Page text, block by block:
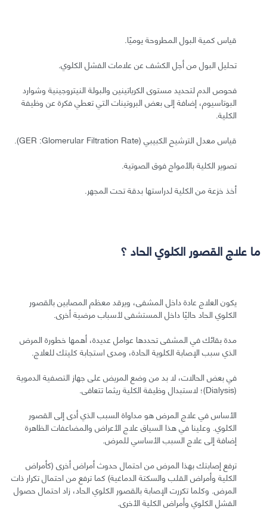
قياس كمية البول المطروحة يوميًا.
تحليل البول من أجل الكشف عن علامات الفشل الكلوي.
فحوص الدم لتحديد مستوى الكرياتينين والبولة النيتروجينية وشوارد
البوتاسيوم، إضافة إلى بعض البروتينات التي تعطي فكرة عن وظيفة
الكلية.
قياس معدل الترشيح الكبيبي (GER :Glomerular Filtration Rate).
تصوير الكلية بالأمواج فوق الصوتية.
أخذ خزعة من الكلية لدراستها بدقة تحت المجهر.
ما علاج القصور الكلوي الحاد ؟
يكون العلاج عادة داخل المشفى، ويرقد معظم المصابين بالقصور
الكلوي الحاد حاليًا داخل المستشفى لأسباب مرضية أخرى.
مدة بقائك في المشفى تحددها عوامل عديدة، أهمها خطورة المرض
الذي سبب الإصابة الكلوية الحادة، ومدى استجابة كليتك للعلاج.
في بعض الحالات، لا بد من وضع المريض على جهاز التصفية الدموية
(Dialysis)؛ لاستبدال وظيفة الكلية ريثما تتعافى.
الأساس في علاج المرض هو مداواة السبب الذي أدى إلى القصور
الكلوي. وعلينا في هذا السياق علاج الأعراض والمضاعفات الظاهرة
إضافة إلى علاج السبب الأساسي للمرض.
ترفع إصابتك بهذا المرض من احتمال حدوث أمراض أخرى (كأمراض
الكلية وأمراض القلب والسكتة الدماغية) كما ترفع من احتمال تكرار ذات
المرض. وكلما تكررت الإصابة بالقصور الكلوي الحاد، زاد احتمال حصول
الفشل الكلوي وأمراض الكلية الأخرى.